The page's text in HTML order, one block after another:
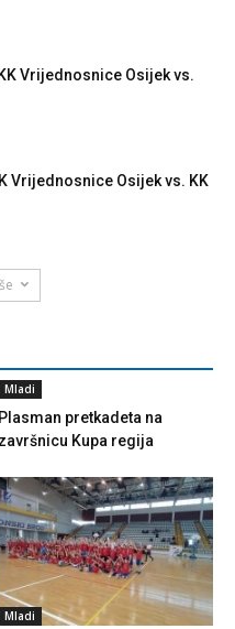
Vrijednosnice Osijek vs.
Vrijednosnice Osijek vs. KK
Mladi
Plasman pretkadeta na
završnicu Kupa regija
Mladi